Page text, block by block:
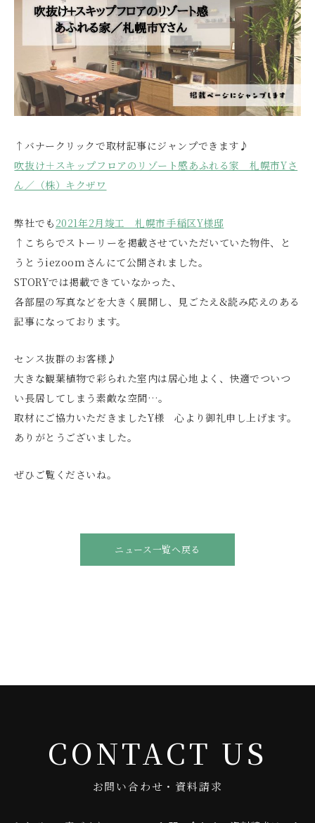
↑バナークリックで取材記事にジャンプできます♪
吹抜け＋スキップフロアのリゾート感あふれる家 札幌市Yさ
ん／（株）キクザワ
弊社でも 2021年2月竣工 札幌市手稲区Y様邸
↑こちらでストーリーを掲載させていただいていた物件、と
うとうiezoomさんにて公開されました。
STORYでは掲載できていなかった、
各部屋の写真などを大きく展開し、見ごたえ&読み応えのある
記事になっております。
センス抜群のお客様♪
大きな観葉植物で彩られた室内は居心地よく、快適でついつ
い長居してしまう素敵な空間…。
取材にご協力いただきましたY様 心より御礼申し上げます。
ありがとうございました。
ぜひご覧くださいね。
ニュース一覧へ戻る
CONTACT US
お問い合わせ・資料請求